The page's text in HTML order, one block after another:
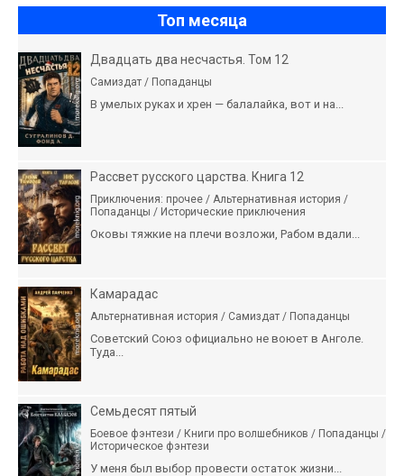
Топ месяца
Двадцать два несчастья. Том 12
Самиздат / Попаданцы
В умелых руках и хрен — балалайка, вот и на...
Рассвет русского царства. Книга 12
Приключения: прочее / Альтернативная история /
Попаданцы / Исторические приключения
Оковы тяжкие на плечи возложи, Рабом вдали...
Камарадас
Альтернативная история / Самиздат / Попаданцы
Советский Союз официально не воюет в Анголе.
Туда...
Семьдесят пятый
Боевое фэнтези / Книги про волшебников / Попаданцы /
Историческое фэнтези
У меня был выбор провести остаток жизни...